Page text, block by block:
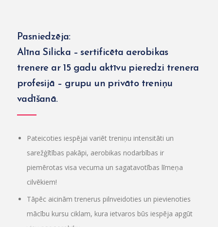
Pasniedzēja:
Alīna Silicka – sertificēta aerobikas
trenere ar 15 gadu aktīvu pieredzi trenera
profesijā – grupu un privāto treniņu
vadīšanā.
Pateicoties iespējai variēt treniņu intensitāti un
sarežģītības pakāpi, aerobikas nodarbības ir
piemērotas visa vecuma un sagatavotības līmeņa
cilvēkiem!
Tāpēc aicinām trenerus pilnveidoties un pievienoties
mācību kursu ciklam, kura ietvaros būs iespēja apgūt